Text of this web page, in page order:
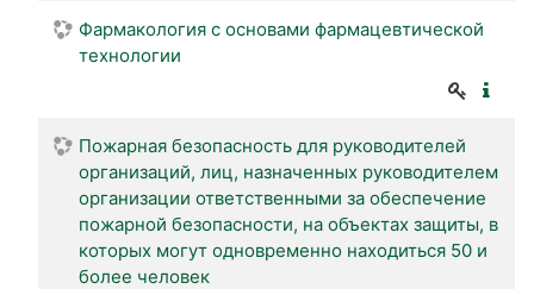
Фармакология с основами фармацевтической
технологии
Пожарная безопасность для руководителей
организаций, лиц, назначенных руководителем
организации ответственными за обеспечение
пожарной безопасности, на объектах защиты, в
которых могут одновременно находиться 50 и
более человек